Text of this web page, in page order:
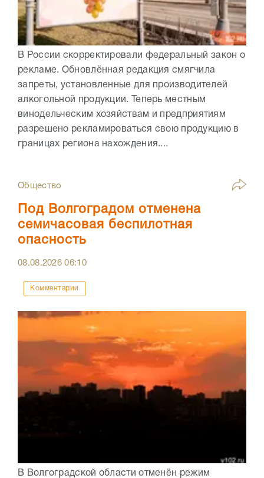
В России скорректировали федеральный закон о
рекламе. Обновлённая редакция смягчила
запреты, установленные для производителей
алкогольной продукции. Теперь местным
винодельческим хозяйствам и предприятиям
разрешено рекламироваться свою продукцию в
границах региона нахождения....
Общество
Под Волгоградом отменена
семичасовая беспилотная
опасность
08.08.202606:10
Комментарии
В Волгоградской области отменён режим